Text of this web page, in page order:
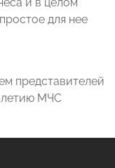
для нее
представителей
МЧС